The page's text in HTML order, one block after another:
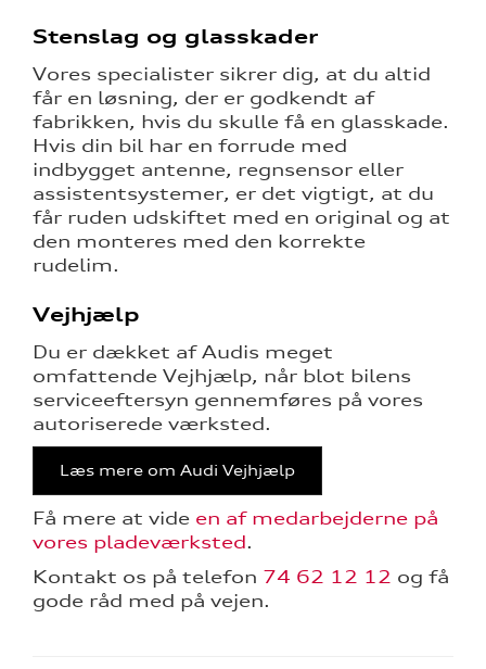
Stenslag og glasskader
Vores specialister sikrer dig, at du altid
får en løsning, der er godkendt af
fabrikken, hvis du skulle få en glasskade.
Hvis din bil har en forrude med
indbygget antenne, regnsensor eller
assistentsystemer, er det vigtigt, at du
får ruden udskiftet med en original og at
den monteres med den korrekte
rudelim.
Vejhjælp
Du er dækket af Audis meget
omfattende Vejhjælp, når blot bilens
serviceeftersyn gennemføres på vores
autoriserede værksted.
Læs mere om Audi Vejhjælp
Få mere at vide en af medarbejderne på
vores pladeværksted.
Kontakt os på telefon 74 62 12 12 og få
gode råd med på vejen.